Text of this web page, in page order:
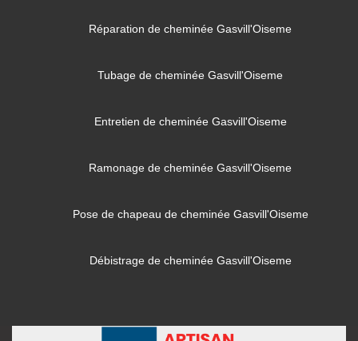
Réparation de cheminée Gasvill'Oiseme
Tubage de cheminée Gasvill'Oiseme
Entretien de cheminée Gasvill'Oiseme
Ramonage de cheminée Gasvill'Oiseme
Pose de chapeau de cheminée Gasvill'Oiseme
Débistrage de cheminée Gasvill'Oiseme